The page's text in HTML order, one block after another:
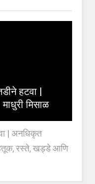
हटवा |
मिसाळ
| अनधिकृत
रस्ते, खड्डे आणि